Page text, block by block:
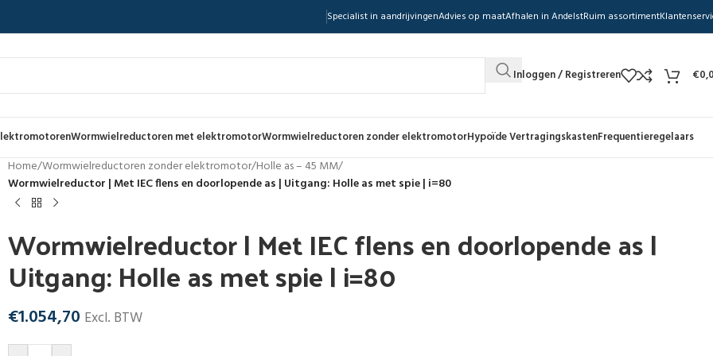
Specialist in aandrijvingenAdvies op maatAfhalen in AndelstRuim assortiment
Inloggen / Registreren €
Wormwielreductoren met elektromotorWormwielreductoren zonder elektromotorHypoïde VertragingskastenFrequentieregelaars
Home/Wormwielreductoren zonder elektromotor/Holle as – 45 MM/
Wormwielreductor | Met IEC flens en doorlopende as | Uitgang: Holle as met spie | i=80
Wormwielreductor | Met IEC flens en doorlopende as |
Uitgang: Holle as met spie | i=80
€1.054,70 Excl. BTW